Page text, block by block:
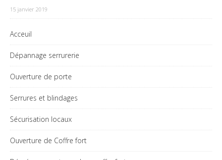
15 janvier 2019
Acceuil
Dépannage serrurerie
Ouverture de porte
Serrures et blindages
Sécurisation locaux
Ouverture de Coffre fort